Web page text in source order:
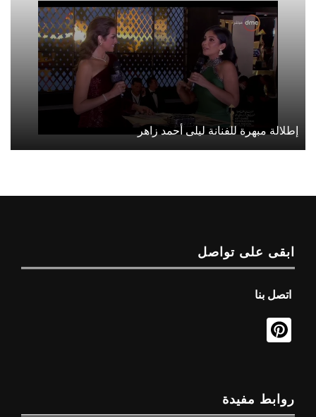
إطلالة مبهرة للفنانة ليلى أحمد زاهر
ابقى على تواصل
اتصل بنا
روابط مفيدة